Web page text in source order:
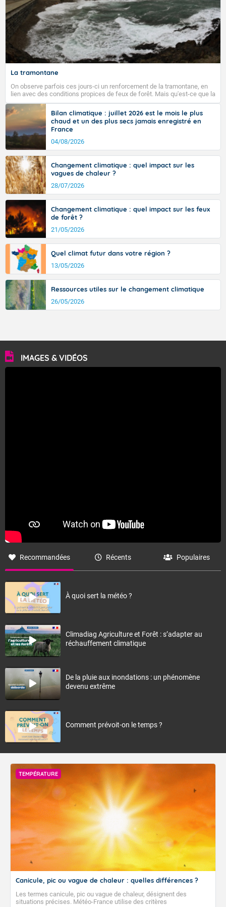
Fermer
La tramontane
On observe parfois ces jours-ci un renforcement de la tramontane, en
lien avec des conditions propices de feux de forêt. Mais qu'est-ce que la
tramontane ? Quelles sont ses caractéristiques ? La tramontane est un
vent turbulent soufflant de secteur nord-ouest à nord, ou ouest à nord-
ouest, dans un secteur qui part du Roussillon à la vallée de l’Aude et à
l’ouest de l’Hérault. L’étymologie de ce vent vient du latin trasmontanus,
signifiant au-delà des monts, en allusion aux régions montagneuses
d’où provient ce vent.
Bilan climatique : juillet 2026 est le mois le plus
chaud et un des plus secs jamais enregistré en
France
04/08/2026
Changement climatique : quel impact sur les
vagues de chaleur ?
28/07/2026
Changement climatique : quel impact sur les feux
de forêt ?
21/05/2026
Quel climat futur dans votre région ?
13/05/2026
Ressources utiles sur le changement climatique
26/05/2026
IMAGES & VIDÉOS
Recommandées Récents Populaires
À quoi sert la météo ?
Climadiag Agriculture et Forêt : s’adapter au
réchauffement climatique
De la pluie aux inondations : un phénomène
devenu extrême
Comment prévoit-on le temps ?
TEMPÉRATURE
Canicule, pic ou vague de chaleur : quelles différences ?
Les termes canicule, pic ou vague de chaleur, désignent des
situations précises. Météo-France utilise des critères